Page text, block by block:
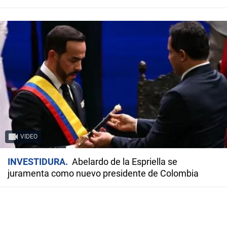
VIDEO
INVESTIDURA
Abelardo de la Espriella se
juramenta como nuevo presidente de Colombia